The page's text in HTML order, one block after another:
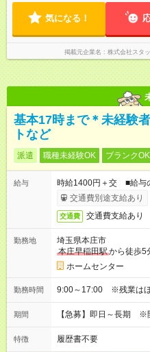
気になる！
掲載元企業名 株式会社スタ
基本17時まで＊未経験
トなど
派遣 職種未経験OK ブランクOK
給与
時給1400円＋交 ■給与
交通費別途支給あり
交通費 交通費支給あり
勤務地
埼玉県本庄市
本庄早稲田駅から徒歩5
ホームセンター
勤務時間 9:00～17:00 ※残業はほ
期間 【急募】即日～長期 ※
特徴 履歴書不要